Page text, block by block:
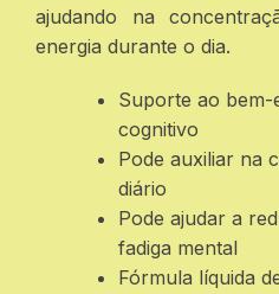
ajudando na
energia durante o dia.
Suporte ao bem-
cognitivo
Pode auxiliar na
diário
Pode ajudar a
fadiga mental
Fórmula líquida